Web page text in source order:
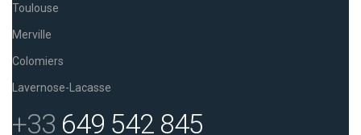
Toulouse
Merville
Colomiers
Lavernose-Lacasse
+33 649 542 845